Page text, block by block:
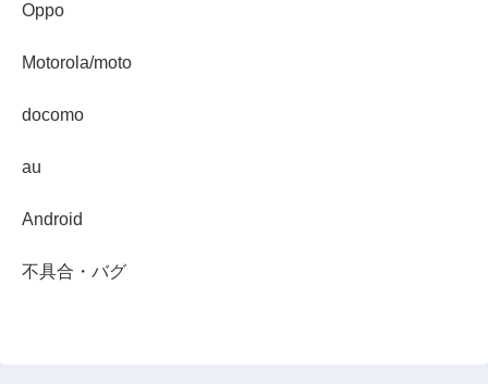
Oppo
Motorola/moto
docomo
au
Android
不具合・バグ